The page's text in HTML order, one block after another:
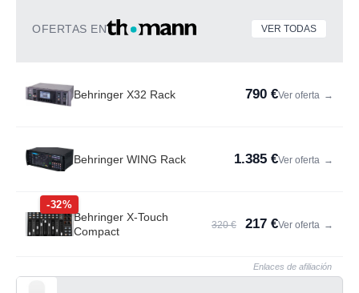
OFERTAS EN VER TODAS
Behringer X32 Rack 790 €Ver oferta →
Behringer WING Rack 1.385 €Ver oferta →
-32%
Behringer X-Touch
Compact
320 € 217 €Ver oferta →
Enlaces de afiliación